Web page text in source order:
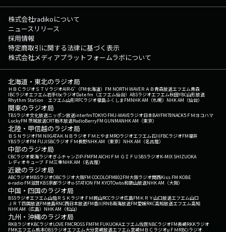
株式会社radikoについて
ニュースリリース
採用情報
特定商取引に関する法律に基づく表示
株式会社メディアプラットフォームラボについて
北海道・東北のラジオ局
ＨＢＣラジオＳＴＶラジオAIR-G'（FM北海道） FM NORTH WAVEＲＡＢ青森放送エフエム青森
IBCラジオエフエム岩手tbcラジオDate fm（エフエム仙台） ABSラジオエフエム秋田YBC山形放送
Rhythm Station エフエム山形RFCラジオ福島ふくしまFMNHK AM（札幌） NHK AM（仙台）
関東のラジオ局
TBSラジオ文化放送ニッポン放送interfmTOKYO FMJ-WAVEラジオ日本BAYFM78NACK5 ＦＭヨコハマ
LuckyFM 茨城放送CRT栃木放送RadioBerryFM GUNMANHK AM（東京）
北陸・甲信越のラジオ局
ＢＳＮラジオFM NIIGATAＫＮＢラジオ ＦＭとやまMROラジオエフエム石川FBCラジオFM福井
YBSラジオFM FUJISBCラジオ ＦＭ長野NHK AM（東京） NHK AM（名古屋）
中部のラジオ局
CBCラジオ東海ラジオぎふチャンZIP-FMFM AICHI ＦＭ ＧＩＦＵ SBSラジオK-MIX SHIZUOKA
レディオキューブ ＦＭ三重NHK AM（名古屋）
近畿のラジオ局
ABCラジオMBSラジオOBCラジオ大阪FM COCOLOFM802FM大阪ラジオ関西Kiss FM KOBE
e-radio FM滋賀KBS京都ラジオα-STATION FM KYOTOwbs和歌山放送NHK AM（大阪）
中国・四国のラジオ局
BSSラジオエフエム山陰ＲＳＫラジオ ＦＭ岡山RCCラジオ広島FM ＫＲＹ山口放送エフエム山口
ＪＲＴ四国放送FM徳島RNC西日本放送FM香川RNB南海放送FM愛媛RKC高知放送エフエム高知
NHK AM（広島） NHK AM（松山）
九州・沖縄のラジオ局
RKBラジオKBCラジオLOVE FMCROSS FMFM FUKUOKAエフエム佐賀NBCラジオFM長崎RKKラジオ
FMKエフエム熊本OBSラジオエフエム大分宮崎放送エフエム宮崎ＭＢＣラジオμＦＭRBCiラジオ